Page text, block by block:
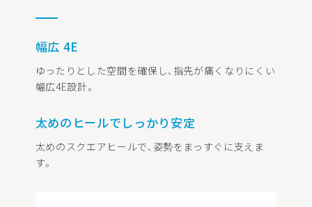
幅広 4E
ゆったりとした空間を確保し､指先が痛くなりにくい
幅広4E設計。
太めのヒールでしっかり安定
太めのスクエアヒールで､姿勢をまっすぐに支えま
す。